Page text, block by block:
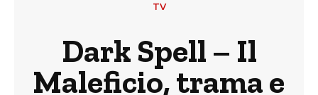
TV
Dark Spell – Il
Maleficio, trama e